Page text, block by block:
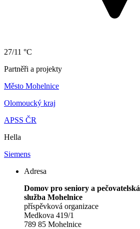
27/11 °C
Partněři a projekty
Město Mohelnice
Olomoucký kraj
APSS ČR
Hella
Siemens
Adresa
Domov pro seniory a pečovatelská
služba Mohelnice
příspěvková organizace
Medkova 419/1
789 85 Mohelnice